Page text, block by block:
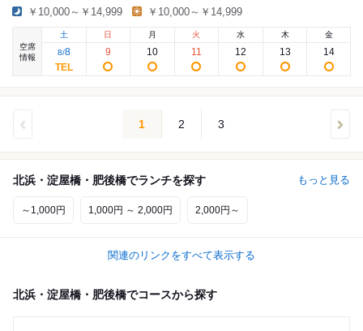
￥10,000～￥14,999 ￥10,000～￥14,999
空席
情報
土
8/8
日
9
月
10
火
11
水
12
木
13
金
14
1 2 3
北浜・淀屋橋・肥後橋でランチを探す もっと見る
～1,000円 1,000円 ～ 2,000円 2,000円～
関連のリンクをすべて表示する
北浜・淀屋橋・肥後橋でコースから探す